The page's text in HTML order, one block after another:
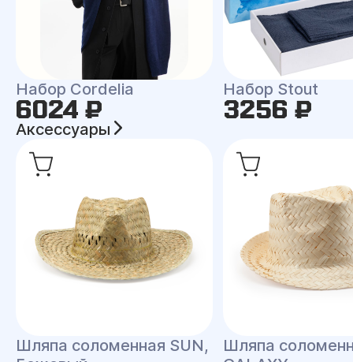
Набор Cordelia
6024 ₽
Набор Stout
3256 ₽
Аксессуары
Шляпа соломенная SUN,
Шляпа